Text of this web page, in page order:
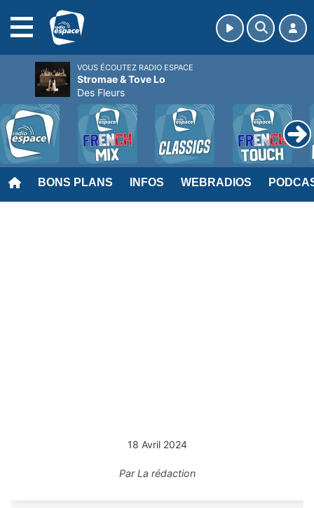
BONS PLANS INFOS WEBRADIOS
18 Avril 2024
ParLa rédaction
VOUS ÉCOUTEZ RADIO ESPACE
Stromae & Tove Lo
Des Fleurs